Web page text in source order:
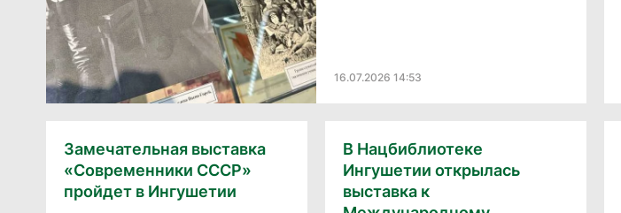
16.07.2026 14:53
Замечательная выставка
«Современники СССР»
пройдет в Ингушетии
В Нацбиблиотеке
Ингушетии открылась
выставка к